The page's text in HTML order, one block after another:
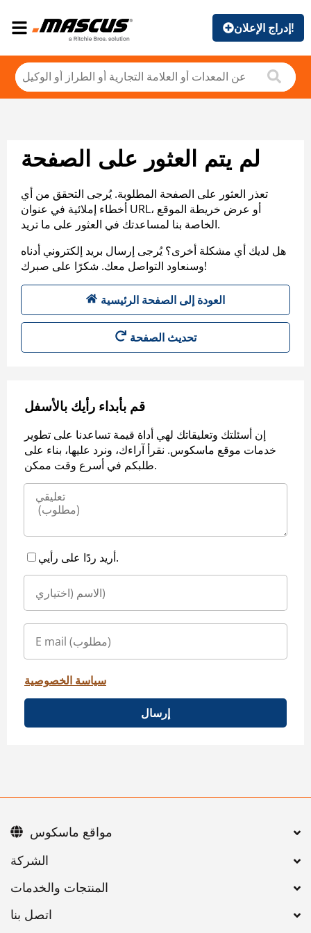
إدراج الإعلان!
لم يتم العثور على الصفحة
تعذر العثور على الصفحة المطلوبة. يُرجى التحقق من أي
أخطاء إملائية في عنوان URL، أو عرض خريطة الموقع
الخاصة بنا لمساعدتك في العثور على ما تريد.
هل لديك أي مشكلة أخرى؟ يُرجى إرسال بريد إلكتروني أدناه
وسنعاود التواصل معك. شكرًا على صبرك!
العودة إلى الصفحة الرئيسية
تحديث الصفحة
قم بأبداء رأيك بالأسفل
إن أسئلتك وتعليقاتك لهي أداة قيمة تساعدنا على تطوير
خدمات موقع ماسكوس. نقرأ آراءك، ونرد عليها، بناء على
طلبكم في أسرع وقت ممكن.
أريد ردًا على رأيي.
سياسة الخصوصية
إرسال
اتصل بنا
مواقع ماسكوس